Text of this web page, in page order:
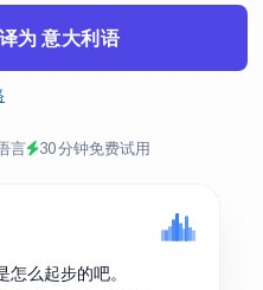
为 意大利语
言 30 分钟免费试用
么起步的吧。